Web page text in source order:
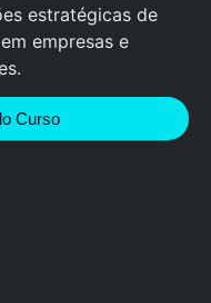
estratégicas de
empresas e
Curso